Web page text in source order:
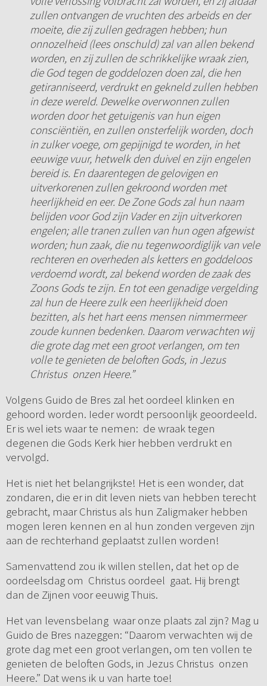
zullen ontvangen de vruchten des arbeids en der
moeite, die zij zullen gedragen hebben; hun
onnozelheid (lees onschuld) zal van allen bekend
worden, en zij zullen de schrikkelijke wraak zien,
die God tegen de goddelozen doen zal, die hen
getiranniseerd, verdrukt en gekneld zullen hebben
in deze wereld. Dewelke overwonnen zullen
worden door het getuigenis van hun eigen
consciëntiën, en zullen onsterfelijk worden, doch
in zulker voege, om gepijnigd te worden, in het
eeuwige vuur, hetwelk den duivel en zijn engelen
bereid is. En daarentegen de gelovigen en
uitverkorenen zullen gekroond worden met
heerlijkheid en eer. De Zone Gods zal hun naam
belijden voor God zijn Vader en zijn uitverkoren
engelen; alle tranen zullen van hun ogen afgewist
worden; hun zaak, die nu tegenwoordiglijk van vele
rechteren en overheden als ketters en goddeloos
verdoemd wordt, zal bekend worden de zaak des
Zoons Gods te zijn. En tot een genadige vergelding
zal hun de Heere zulk een heerlijkheid doen
bezitten, als het hart eens mensen nimmermeer
zoude kunnen bedenken. Daarom verwachten wij
die grote dag met een groot verlangen, om ten
volle te genieten de beloften Gods, in Jezus
Christus onzen Heere.”
Volgens Guido de Bres zal het oordeel klinken en
gehoord worden. Ieder wordt persoonlijk geoordeeld.
Er is wel iets waar te nemen: de wraak tegen
degenen die Gods Kerk hier hebben verdrukt en
vervolgd.
Het is niet het belangrijkste! Het is een wonder, dat
zondaren, die er in dit leven niets van hebben terecht
gebracht, maar Christus als hun Zaligmaker hebben
mogen leren kennen en al hun zonden vergeven zijn
aan de rechterhand geplaatst zullen worden!
Samenvattend zou ik willen stellen, dat het op de
oordeelsdag om Christus oordeel gaat. Hij brengt
dan de Zijnen voor eeuwig Thuis.
Het van levensbelang waar onze plaats zal zijn? Mag u
Guido de Bres nazeggen: “Daarom verwachten wij de
grote dag met een groot verlangen, om ten vollen te
genieten de beloften Gods, in Jezus Christus onzen
Heere.” Dat wens ik u van harte toe!